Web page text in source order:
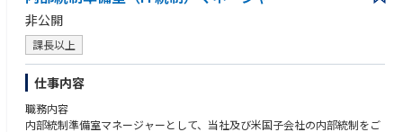
商品取引法上の日本版内部統制法の要請を満たす内部統制システムの立上
げを推進します。
【業務具体例】
・内部統制計画の策定および評価体制の構築
・内部統制制度の整備・運用に関する検討、提案、助言、確認
・業務プロセス統制における対象部門へのヒアリング等を通じて、規則・
規程と業務手続を確認し、想定リスクと統制をセットで文書化
非公開
課長以上
仕事内容
職務内容
内部統制準備室マネージャーとして、当社及び米国子会社の内部統制をご